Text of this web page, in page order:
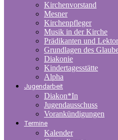
Kirchenvorstand
Mesner
Kirchenpfleger
Musik in der Kirche
Prädikanten und
Grundlagen des
Diakonie
Kindertagesstätte
Alpha
Jugendarbeit
Diakon*In
Jugendausschuss
Vorankündigungen
Termine
Kalender